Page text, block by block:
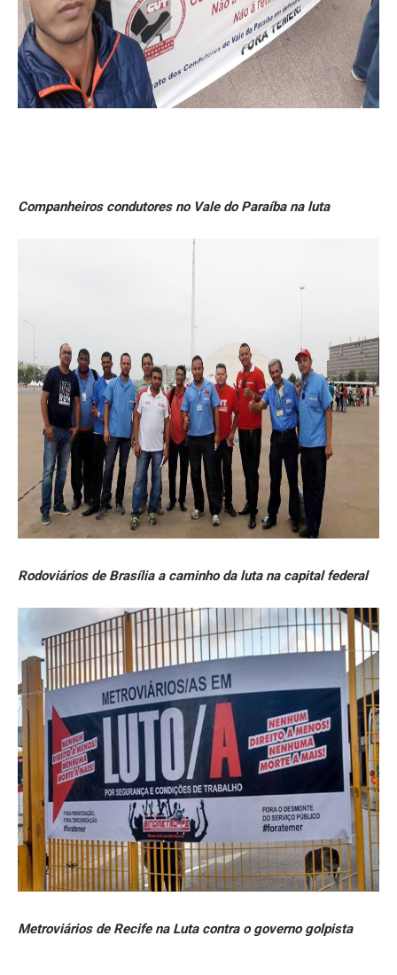
Companheiros condutores no Vale do Paraíba na luta
Rodoviários de Brasília a caminho da luta na capital federal
Metroviários de Recife na Luta contra o governo golpista